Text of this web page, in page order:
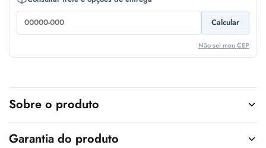
i
v
e
:
Calcular
Não sei meu CEP
Sobre o produto
Garantia do produto